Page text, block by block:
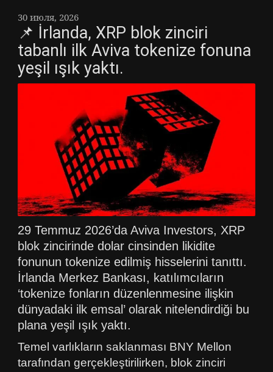
30 июля, 2026
📌 İrlanda, XRP blok zinciri
tabanlı ilk Aviva tokenize fonuna
yeşil ışık yaktı.
29 Temmuz 2026’da Aviva Investors, XRP
blok zincirinde dolar cinsinden likidite
fonunun tokenize edilmiş hisselerini tanıttı.
İrlanda Merkez Bankası, katılımcıların
‘tokenize fonların düzenlenmesine ilişkin
dünyadaki ilk emsal’ olarak nitelendirdiği bu
plana yeşil ışık yaktı.
Temel varlıkların saklanması BNY Mellon
tarafından gerçekleştirilirken, blok zinciri